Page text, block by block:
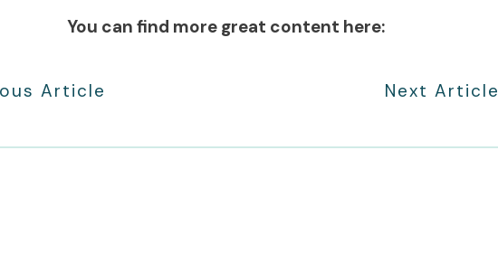
You can find more great content here:
Article Next Article